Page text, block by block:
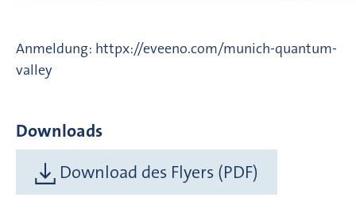
Anmeldung: httpx://eveeno.com/munich-quantum-
valley
Downloads
Download des Flyers (PDF)